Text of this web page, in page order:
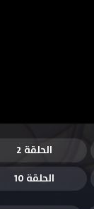
الحلقة 2
الحلقة 10